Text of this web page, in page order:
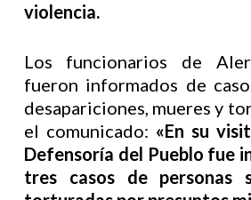
violencia.
Los funcionarios de
fueron informados de
desapariciones, mueres y
el comunicado: «En su
Defensoría del Pueblo fue
tres casos de personas